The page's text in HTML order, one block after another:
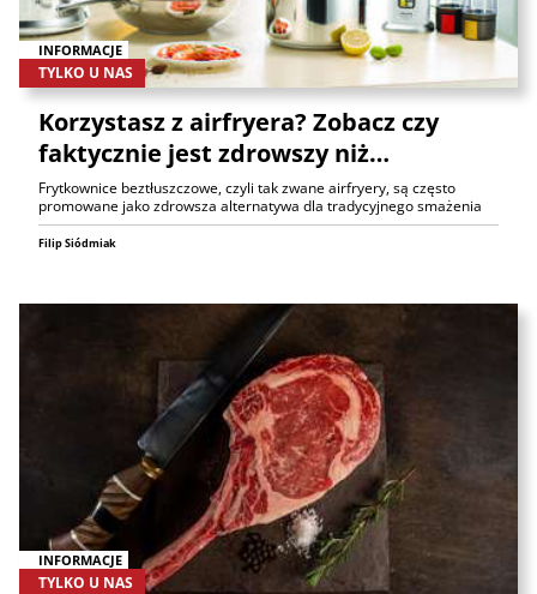
INFORMACJE
TYLKO U NAS
Korzystasz z airfryera? Zobacz czy
faktycznie jest zdrowszy niż…
Frytkownice beztłuszczowe, czyli tak zwane airfryery, są często
promowane jako zdrowsza alternatywa dla tradycyjnego smażenia
Filip Siódmiak
INFORMACJE
TYLKO U NAS